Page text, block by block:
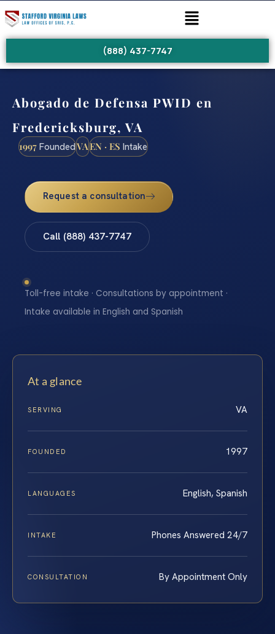
(888) 437-7747
Abogado de Defensa PWID en
Fredericksburg, VA
1997 FoundedVAEN · ES Intake
Request a consultation
Call (888) 437-7747
Toll-free intake · Consultations by appointment ·
Intake available in English and Spanish
At a glance
SERVING VA
FOUNDED 1997
LANGUAGES English, Spanish
INTAKE Phones Answered 24/7
CONSULTATION By Appointment Only